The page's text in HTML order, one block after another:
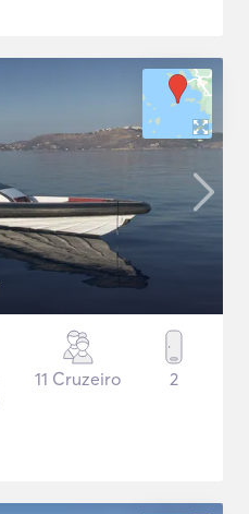
11 Cruzeiro 2